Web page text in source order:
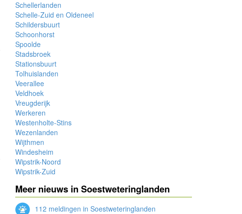
Schellerlanden
Schelle-Zuid en Oldeneel
Schildersbuurt
Schoonhorst
Spoolde
Stadsbroek
Stationsbuurt
Tolhuislanden
Veerallee
Veldhoek
Vreugderijk
Werkeren
Westenholte-Stins
Wezenlanden
Wijthmen
Windesheim
Wipstrik-Noord
Wipstrik-Zuid
Meer nieuws in Soestweteringlanden
112 meldingen in Soestweteringlanden